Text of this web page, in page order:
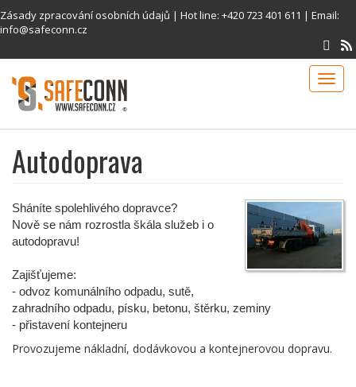
Přejít
k
hlavnímu
obsahu
Zásady zpracování osobních údajů | Hot line: +420 723 401 611 | Email:
info@safeconn.cz
Autodoprava
Sháníte spolehlivého dopravce?
Nově se nám rozrostla škála služeb i o
autodopravu!
Zajišťujeme:
- odvoz komunálního odpadu, sutě,
zahradního odpadu, písku, betonu, štěrku, zeminy
- přistavení kontejneru
Provozujeme nákladní, dodávkovou a kontejnerovou dopravu.